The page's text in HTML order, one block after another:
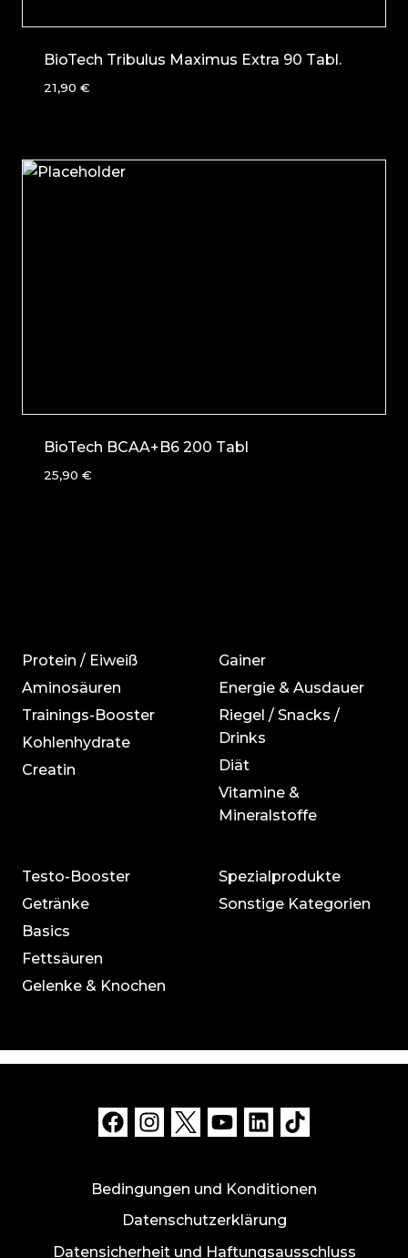
BioTech Tribulus Maximus Extra 90 Tabl.
21,90 €
BioTech BCAA+B6 200 Tabl
25,90 €
Protein / Eiweiß
Aminosäuren
Trainings-Booster
Kohlenhydrate
Creatin
Gainer
Energie & Ausdauer
Riegel / Snacks /
Drinks
Diät
Vitamine &
Mineralstoffe
Testo-Booster
Getränke
Basics
Fettsäuren
Gelenke & Knochen
Spezialprodukte
Sonstige Kategorien
Bedingungen und Konditionen
Datenschutzerklärung
Datensicherheit und Haftungsausschluss